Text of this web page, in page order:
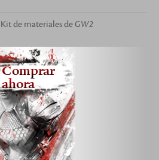
Kit de materiales deGW2
Comprar
ahora